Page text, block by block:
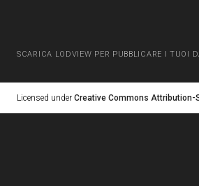
SCARICA LODVIEW PER PUBBLICARE I TUOI
Licensed under Creative Commons Attribution-